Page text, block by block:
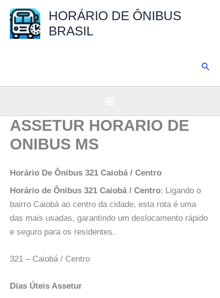
para
HORÁRIO DE ÔNIBUS
BRASIL
ASSETUR HORARIO DE
ONIBUS MS
Horário De Ônibus 321 Caiobá / Centro
Horário de Ônibus 321 Caiobá / Centro: Ligando o
bairro Caiobá ao centro da cidade, esta rota é uma
das mais usadas, garantindo um deslocamento rápido
e seguro para os residentes.
321 – Caiobá / Centro
Dias Úteis Assetur